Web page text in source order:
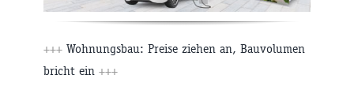
+++ Wohnungsbau: Preise ziehen an, Bauvolumen
bricht ein +++